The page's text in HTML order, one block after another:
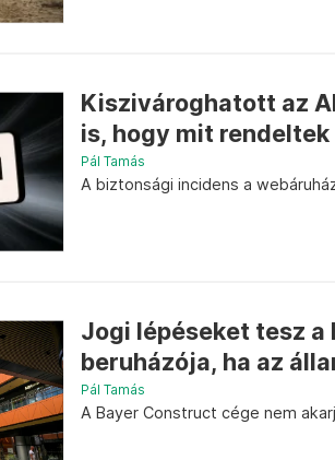
Kiszivároghatott az
is, hogy mit rendeltek
Pál Tamás
A biztonsági incidens a
Jogi lépéseket tesz a
beruházója, ha az
Pál Tamás
A Bayer Construct cége nem